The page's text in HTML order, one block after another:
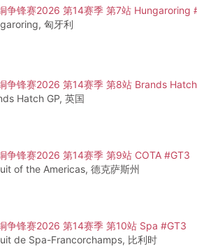
争锋赛2026 第14赛季 第7站 Hungaroring
匈牙利
争锋赛2026 第14赛季 第8站 Brands
Hatch GP, 英国
争锋赛2026 第14赛季 第9站 COTA #GT3
of the Americas, 德克萨斯州
争锋赛2026 第14赛季 第10站 Spa #GT3
de Spa-Francorchamps, 比利时